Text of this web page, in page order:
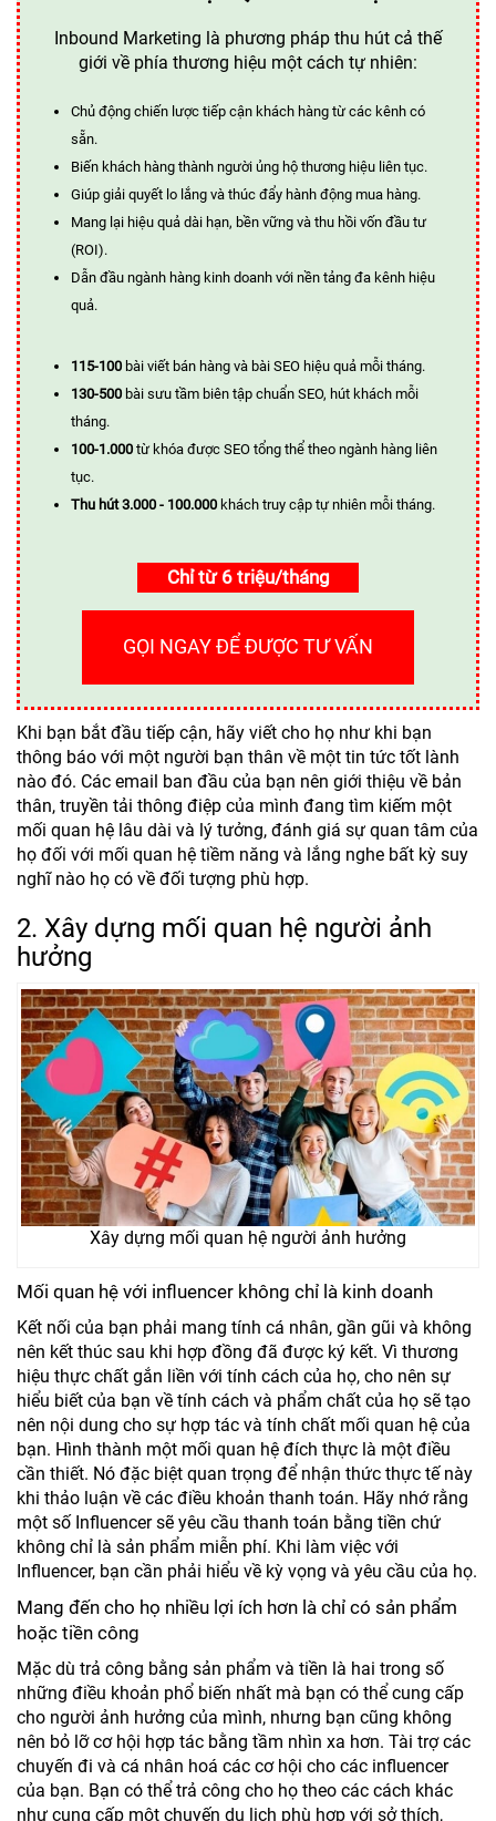
Inbound Marketing là phương pháp thu hút cả thế
giới về phía thương hiệu một cách tự nhiên:
Chủ động chiến lược tiếp cận khách hàng từ các kênh có
sẵn.
Biến khách hàng thành người ủng hộ thương hiệu liên tục.
Giúp giải quyết lo lắng và thúc đẩy hành động mua hàng.
Mang lại hiệu quả dài hạn, bền vững và thu hồi vốn đầu tư
(ROI).
Dẫn đầu ngành hàng kinh doanh với nền tảng đa kênh hiệu
quả.
115-100 bài viết bán hàng và bài SEO hiệu quả mỗi tháng.
130-500 bài sưu tầm biên tập chuẩn SEO, hút khách mỗi
tháng.
100-1.000 từ khóa được SEO tổng thể theo ngành hàng liên
tục.
Thu hút 3.000 - 100.000 khách truy cập tự nhiên mỗi tháng.
Chỉ từ 6 triệu/tháng
GỌI NGAY ĐỂ ĐƯỢC TƯ VẤN
Khi bạn bắt đầu tiếp cận, hãy viết cho họ như khi bạn
thông báo với một người bạn thân về một tin tức tốt lành
nào đó. Các email ban đầu của bạn nên giới thiệu về bản
thân, truyền tải thông điệp của mình đang tìm kiếm một
mối quan hệ lâu dài và lý tưởng, đánh giá sự quan tâm của
họ đối với mối quan hệ tiềm năng và lắng nghe bất kỳ suy
nghĩ nào họ có về đối tượng phù hợp.
2. Xây dựng mối quan hệ người ảnh
hưởng
Xây dựng mối quan hệ người ảnh hưởng
Mối quan hệ với influencer không chỉ là kinh doanh
Kết nối của bạn phải mang tính cá nhân, gần gũi và không
nên kết thúc sau khi hợp đồng đã được ký kết. Vì thương
hiệu thực chất gắn liền với tính cách của họ, cho nên sự
hiểu biết của bạn về tính cách và phẩm chất của họ sẽ tạo
nên nội dung cho sự hợp tác và tính chất mối quan hệ của
bạn. Hình thành một mối quan hệ đích thực là một điều
cần thiết. Nó đặc biệt quan trọng để nhận thức thực tế này
khi thảo luận về các điều khoản thanh toán. Hãy nhớ rằng
một số Influencer sẽ yêu cầu thanh toán bằng tiền chứ
không chỉ là sản phẩm miễn phí. Khi làm việc với
Influencer, bạn cần phải hiểu về kỳ vọng và yêu cầu của họ.
Mang đến cho họ nhiều lợi ích hơn là chỉ có sản phẩm
hoặc tiền công
Mặc dù trả công bằng sản phẩm và tiền là hai trong số
những điều khoản phổ biến nhất mà bạn có thể cung cấp
cho người ảnh hưởng của mình, nhưng bạn cũng không
nên bỏ lỡ cơ hội hợp tác bằng tầm nhìn xa hơn. Tài trợ các
chuyến đi và cá nhân hoá các cơ hội cho các influencer
của bạn. Bạn có thể trả công cho họ theo các cách khác
như cung cấp một chuyến du lịch phù hợp với sở thích,